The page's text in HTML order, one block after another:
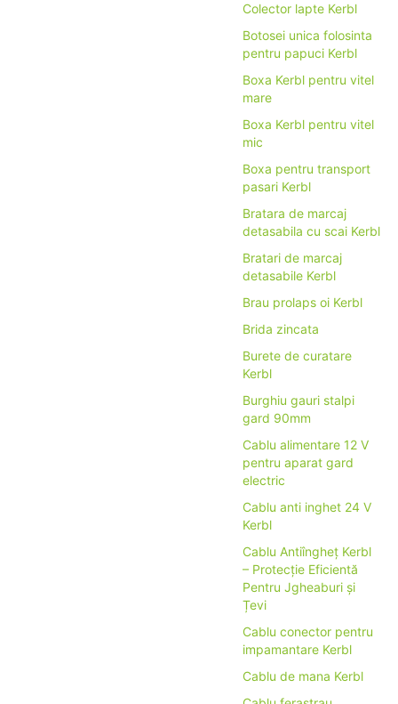
Colector lapte Kerbl
Botosei unica folosinta
pentru papuci Kerbl
Boxa Kerbl pentru vitel
mare
Boxa Kerbl pentru vitel
mic
Boxa pentru transport
pasari Kerbl
Bratara de marcaj
detasabila cu scai Kerbl
Bratari de marcaj
detasabile Kerbl
Brau prolaps oi Kerbl
Brida zincata
Burete de curatare
Kerbl
Burghiu gauri stalpi
gard 90mm
Cablu alimentare 12 V
pentru aparat gard
electric
Cablu anti inghet 24 V
Kerbl
Cablu Antiîngheț Kerbl
– Protecție Eficientă
Pentru Jgheaburi și
Țevi
Cablu conector pentru
impamantare Kerbl
Cablu de mana Kerbl